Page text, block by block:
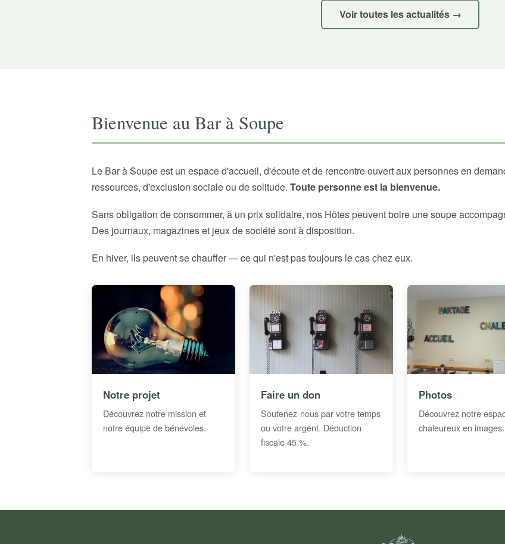
Voir toutes les actualités →
Bienvenue au Bar à Soupe
Le Bar à Soupe est un espace d'accueil, d'écoute et de rencontre ouvert aux personnes en
ressources, d'exclusion sociale ou de solitude. Toute personne est la bienvenue.
Sans obligation de consommer, à un prix solidaire, nos Hôtes peuvent boire une soupe
Des journaux, magazines et jeux de société sont à disposition.
En hiver, ils peuvent se chauffer — ce qui n'est pas toujours le cas chez eux.
Notre projet
Découvrez notre mission et
notre équipe de bénévoles.
Faire un don
Soutenez-nous par votre temps
ou votre argent. Déduction
fiscale 45 %.
Photos
Découvrez notre
chaleureux en images.